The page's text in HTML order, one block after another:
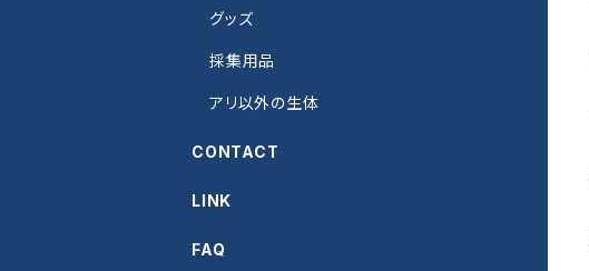
グッズ
採集用品
アリ以外の生体
CONTACT
LINK
FAQ